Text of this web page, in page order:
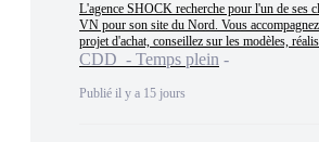
L'agence SHOCK recherche pour l'un de ses
VN pour son site du Nord. Vous
projet d'achat, conseillez sur les modèles,
CDD - Temps plein
Publié il y a 15 jours